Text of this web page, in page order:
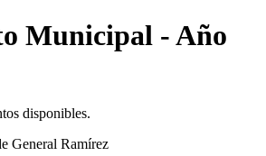
Municipal - Año
disponibles.
General Ramírez